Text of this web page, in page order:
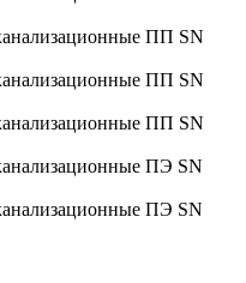
ПП SN
ПП SN
ПП SN
ПЭ SN
ПЭ SN